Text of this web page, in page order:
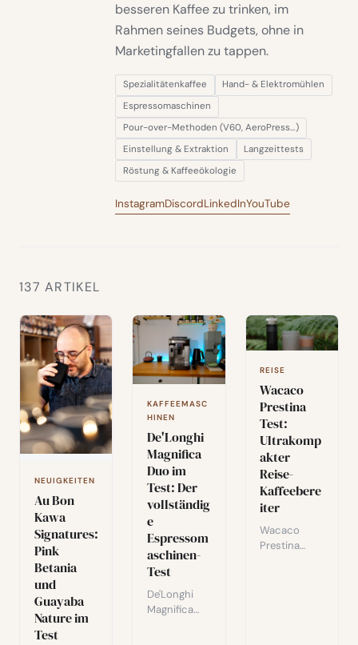
besseren Kaffee zu trinken, im
Rahmen seines Budgets, ohne in
Marketingfallen zu tappen.
Spezialitätenkaffee
Hand- & Elektromühlen
Espressomaschinen
Pour-over-Methoden (V60, AeroPress…)
Einstellung & Extraktion
Langzeittests
Röstung & Kaffeeökologie
InstagramDiscordLinkedInYouTube
137 ARTIKEL
NEUIGKEITEN
Au Bon
Kawa
Signatures:
Pink
Betania
und
Guayaba
Nature im
Test
KAFFEEMASC
HINEN
De'Longhi
Magnifica
Duo im
Test: Der
vollständig
e
Espressom
aschinen-
Test
De'Longhi
Magnifica
REISE
Wacaco
Prestina
Test:
Ultrakomp
akter
Reise-
Kaffeebere
iter
Wacaco
Prestina